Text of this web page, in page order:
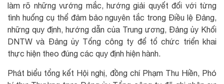
làm rõ những vướng mắc, hướng giải quyết đối với từng
tình huống cụ thể đảm bảo nguyên tắc trong Điều lệ Đảng,
những quy định, hướng dẫn của Trung ương, Đảng ủy Khối
DNTW và Đảng ủy Tổng công ty để tổ chức triển khai
thực hiện theo đúng các quy định hiện hành.
Phát biểu tổng kết Hội nghị, đồng chí Phạm Thu Hiền, Phó